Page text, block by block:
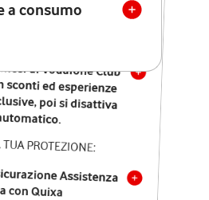
a consumo
di Vodafone Club
sconti ed esperienze
poi si disattiva
TUA PROTEZIONE:
Assistenza
con Quixa